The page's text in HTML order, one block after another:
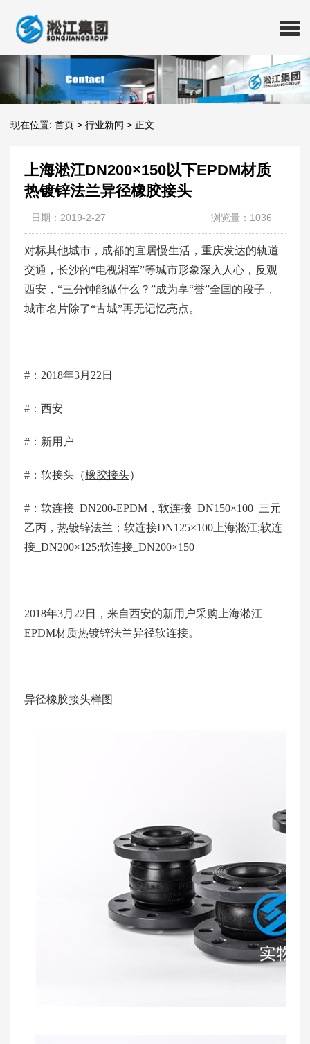
现在位置: 首页 > 行业新闻 > 正文
上海淞江DN200×150以下EPDM材质
热镀锌法兰异径橡胶接头
日期：2019-2-27 浏览量：1036
对标其他城市，成都的宜居慢生活，重庆发达的轨道
交通，长沙的“电视湘军”等城市形象深入人心，反观
西安，“三分钟能做什么？”成为享“誉”全国的段子，
城市名片除了“古城”再无记忆亮点。
#：2018年3月22日
#：西安
#：新用户
#：软接头（橡胶接头）
#：软连接_DN200-EPDM，软连接_DN150×100_三元
乙丙，热镀锌法兰；软连接DN125×100上海淞江;软连
接_DN200×125;软连接_DN200×150
2018年3月22日，来自西安的新用户采购上海淞江
EPDM材质热镀锌法兰异径软连接。
异径橡胶接头样图